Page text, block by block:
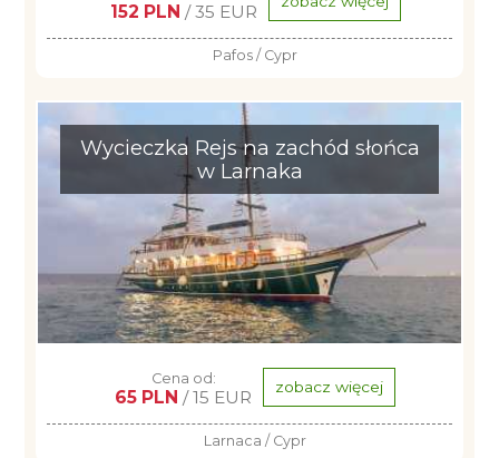
152 PLN / 35 EUR
Pafos / Cypr
Wycieczka Rejs na zachód słońca
w Larnaka
Cena od:
65 PLN / 15 EUR zobacz więcej
Larnaca / Cypr